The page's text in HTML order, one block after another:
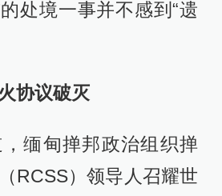
处境一事并不感到“遗
协议破灭
缅甸掸邦政治组织掸
RCSS）领导人召耀世